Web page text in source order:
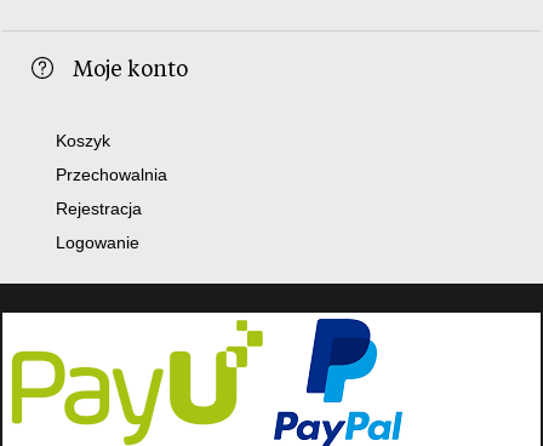
Moje konto
Koszyk
Przechowalnia
Rejestracja
Logowanie